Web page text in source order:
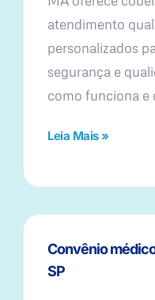
atendimento
personalizados
segurança e
como funciona e
Leia Mais »
Convênio
SP